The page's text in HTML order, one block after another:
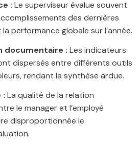
: Le superviseur évalue souvent
des dernières
performance globale sur l’année.
documentaire : Les indicateurs
dispersés entre différents outils
rendant la synthèse ardue.
: La qualité de la relation
le manager et l’employé
disproportionnée le